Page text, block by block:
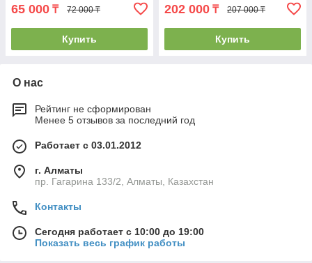
65 000 ₸ 72 000 ₸
Купить
202 000 ₸ 207 000 ₸
Купить
О нас
Рейтинг не сформирован
Менее 5 отзывов за последний год
Работает с 03.01.2012
г. Алматы
пр. Гагарина 133/2, Алматы, Казахстан
Контакты
Сегодня работает с 10:00 до 19:00
Показать весь график работы